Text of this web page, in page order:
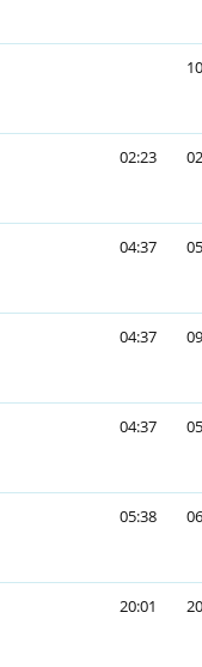
02:23
04:37
04:37
04:37
05:38
20:01